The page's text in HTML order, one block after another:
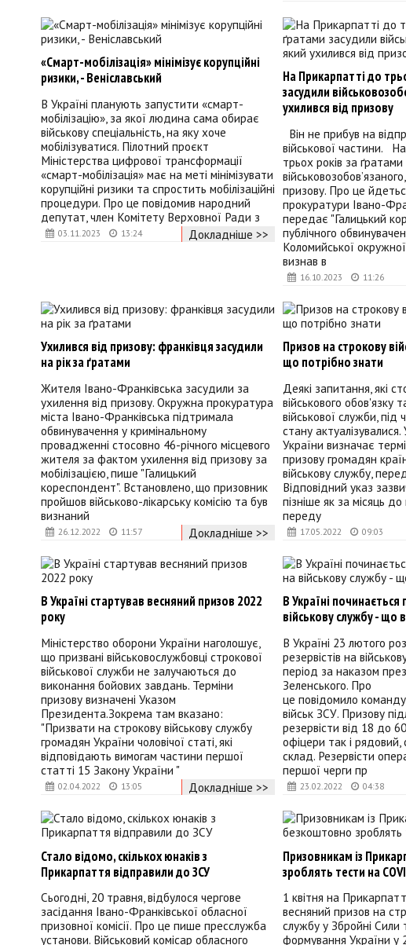
03.11.2023 13:24
«Смарт-мобілізація» мінімізує корупційні
ризики, - Веніславський
В Україні планують запустити «смарт-
мобілізацію», за якої людина сама обирає
військову спеціальність, на яку хоче
мобілізуватися. Пілотний проєкт
Міністерства цифрової трансформації
«смарт-мобілізація» має на меті мінімізувати
корупційні ризики та спростить мобілізаційні
процедури. Про це повідомив народний
депутат, член Комітету Верховної Ради з
Докладніше >>
16.10.2023 11:26
На Прикарпатті до
засудили
ухилився від призову
Він не прибув на
військової частини.
трьох років за
призову. Про це
прокуратури Івано-
передає "Галицький
публічного
Коломийської
визнав в
26.12.2022 11:57
Ухилився від призову: франківця засудили
на рік за ґратами
Жителя Івано-Франківська засудили за
ухилення від призову. Окружна прокуратура
міста Івано-Франківська підтримала
обвинувачення у кримінальному
провадженні стосовно 46-річного місцевого
жителя за фактом ухилення від призову за
мобілізацією, пише "Галицький
кореспондент". Встановлено, що призовник
пройшов військово-лікарську комісію та був
визнаний
Докладніше >>
17.05.2022 09:03
Призов на строкову
що потрібно знати
Деякі запитання, які
військового обов'язку
військової служби, під
стану
України визначає
призову громадян
військову службу,
Відповідний указ
пізніше як за місяць до
переду
02.04.2022 13:05
В Україні стартував весняний призов 2022
року
Міністерство оборони України наголошує,
що призвані військовослужбовці строкової
військової служби не залучаються до
виконання бойових завдань. Терміни
призову визначені Указом
Президента.Зокрема там вказано:
"Призвати на строкову військову службу
громадян України чоловічої статі, які
відповідають вимогам частини першої
статті 15 Закону України "
Докладніше >>
23.02.2022 04:38
В Україні починається
військову службу - що
В Україні 23 лютого
резервістів на
період за наказом
Зеленського. Про
це повідомило
військ ЗСУ. Призову
резервісти від 18 до
офіцери так і
склад. Резервісти
першої черги пр
Стало відомо, скількох юнаків з
Прикарпаття відправили до ЗСУ
Сьогодні, 20 травня, відбулося чергове
засідання Івано-Франківської обласної
призовної комісії. Про це пише пресслужба
установи. Військовий комісар обласного
Призовникам із
зроблять тести на
1 квітня на
весняний призов на
службу у Збройні Сили
формування України у